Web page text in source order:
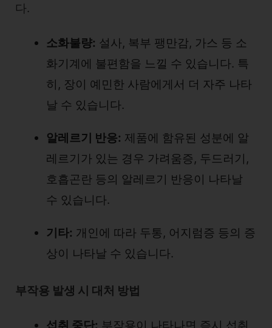
다.
소화불량: 설사, 복부 팽만감, 가스 등 소
화기계에 불편함을 느낄 수 있습니다. 특
히, 장이 예민한 사람에게서 더 자주 나타
날 수 있습니다.
알레르기 반응: 제품에 함유된 성분에 알
레르기가 있는 경우 가려움증, 두드러기,
호흡곤란 등의 알레르기 반응이 나타날
수 있습니다.
기타: 개인에 따라 두통, 어지럼증 등의 증
상이 나타날 수 있습니다.
부작용 발생 시 대처 방법